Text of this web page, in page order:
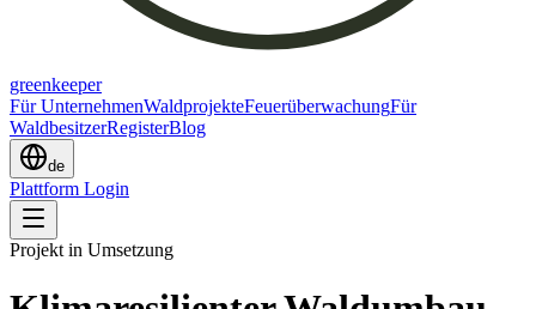
greenkeeper
Für UnternehmenWaldprojekteFeuerüberwachungFür
WaldbesitzerRegisterBlog
de
Plattform Login
Projekt in Umsetzung